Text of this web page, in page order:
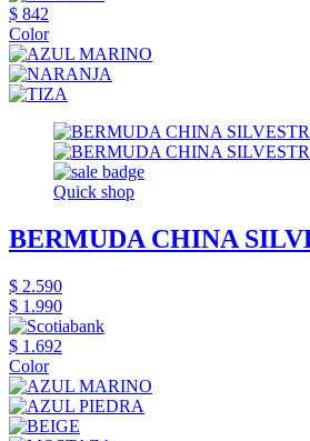
$ 842
Color
Quick shop
BERMUDA CHINA
$ 2.590
$ 1.990
$ 1.692
Color